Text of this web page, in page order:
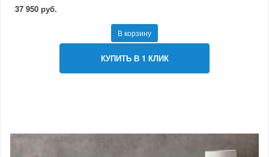
37 950 руб.
В корзину
КУПИТЬ В 1 КЛИК